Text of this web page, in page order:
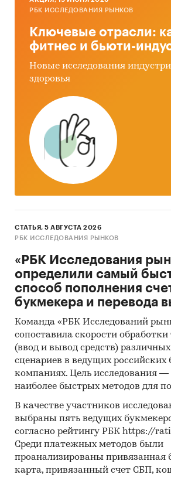
РБК ИССЛЕДОВАНИЯ РЫНКОВ
Ключевые отрасли:
фитнес и бьюти-
Новые исследования
здоровья
СТАТЬЯ, 5 АВГУСТА 2026
РБК ИССЛЕДОВАНИЯ РЫНКОВ
«РБК Исследования
определили самый
способ пополнения
букмекера и перевода
Команда «РБК Исследований
сопоставила скорости
(ввод и вывод средств)
сценариев в ведущих российских
компаниях. Цель исследования
наиболее быстрых методов для
В качестве участников
выбраны пять ведущих
согласно рейтингу РБК https://
Среди платежных методов были
проанализированы привязанная
карта, привязанный счет СБП,